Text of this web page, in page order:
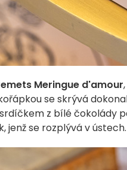
Meringue d'amour
se skrývá
z bílé čokolády
jenž se rozplývá v ústech.